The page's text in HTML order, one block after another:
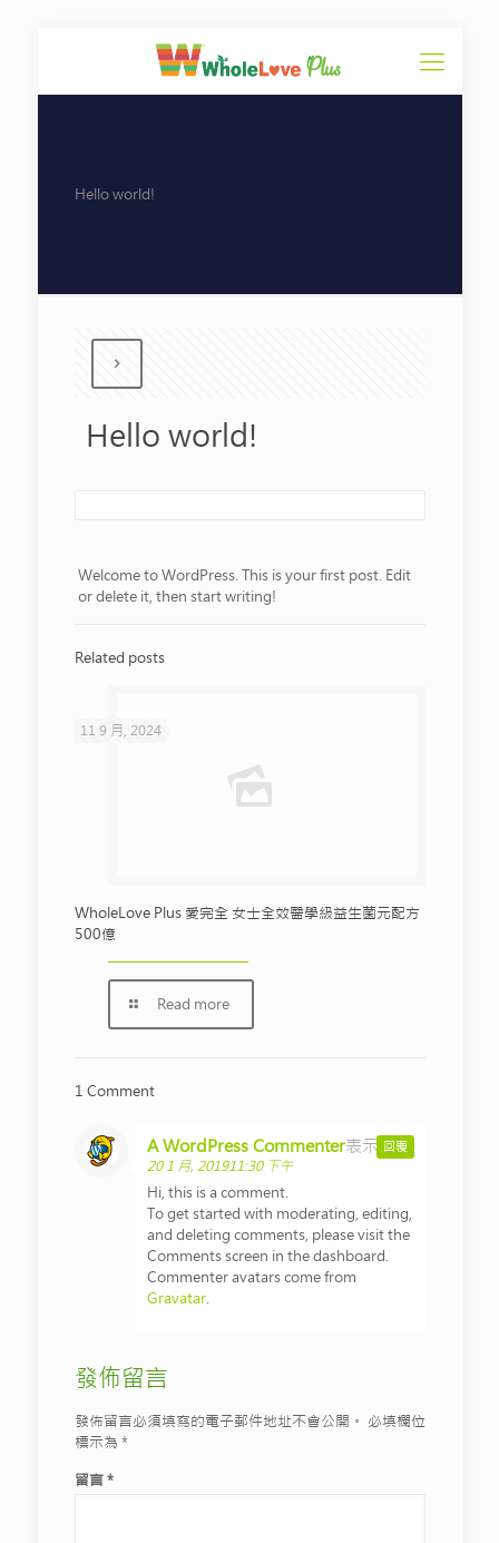
Hello world!
Hello world!
Welcome to WordPress. This is your first post. Edit
or delete it, then start writing!
Related posts
11 9 月, 2024
WholeLove Plus 愛完全 女士全效醫學級益生菌元配方
500億
Read more
1 Comment
A WordPress Commenter表示:
20 1 月, 201911:30 下午
Hi, this is a comment.
To get started with moderating, editing,
and deleting comments, please visit the
Comments screen in the dashboard.
Commenter avatars come from
Gravatar.
回覆
發佈留言
發佈留言必須填寫的電子郵件地址不會公開。 必填欄位
標示為 *
留言*